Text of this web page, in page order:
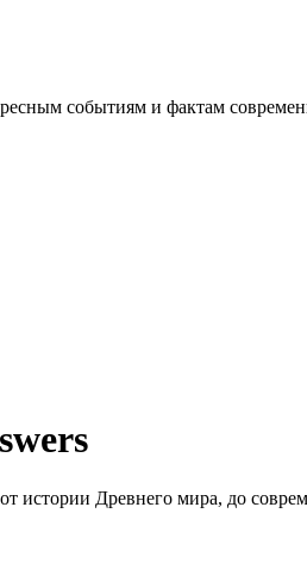
событиям и фактам
истории Древнего мира, до